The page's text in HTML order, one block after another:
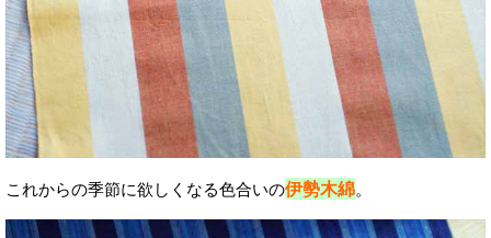
これからの季節に欲しくなる色合いの伊勢木綿。